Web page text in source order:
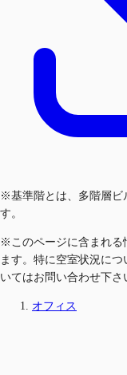
※基準階とは、多階層ビ
す。
※このページに含まれる
ます。特に空室状況に
いてはお問い合わせ下さ
オフィス